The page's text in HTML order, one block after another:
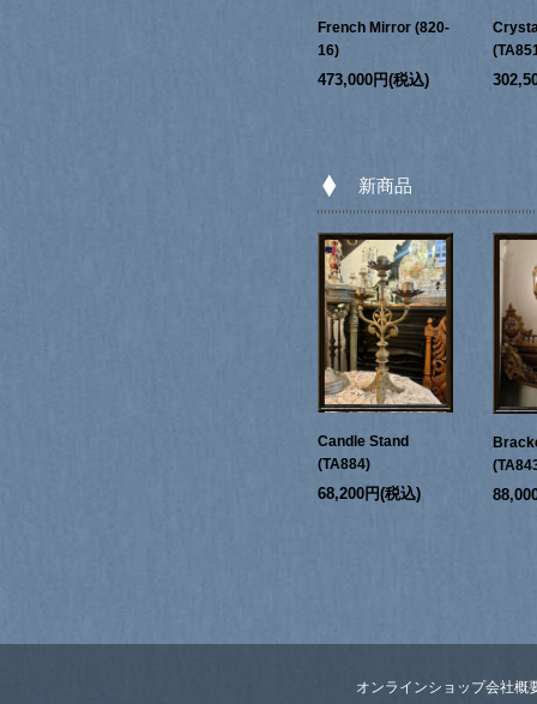
French Mirror (820-
16)
473,000円(税込)
新商品
Candle Stand
(TA884)
68,200円(税込)
オンラインショップ会社概